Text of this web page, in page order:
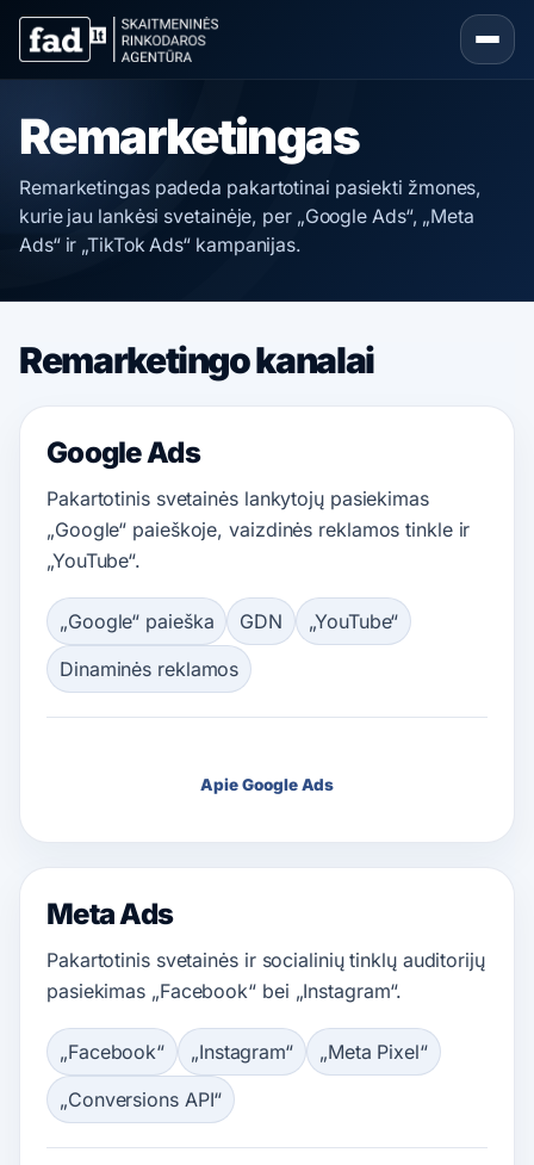
Remarketingas
Remarketingas padeda pakartotinai pasiekti žmones,
kurie jau lankėsi svetainėje, per „Google Ads“, „Meta
Ads“ ir „TikTok Ads“ kampanijas.
Remarketingo kanalai
Google Ads
Pakartotinis svetainės lankytojų pasiekimas
„Google“ paieškoje, vaizdinės reklamos tinkle ir
„YouTube“.
„Google“ paieška GDN
„YouTube“
Dinaminės reklamos
Apie Google Ads
Meta Ads
Pakartotinis svetainės ir socialinių tinklų auditorijų
pasiekimas „Facebook“ bei „Instagram“.
„Facebook“ „Instagram“
„Meta Pixel“
„Conversions API“